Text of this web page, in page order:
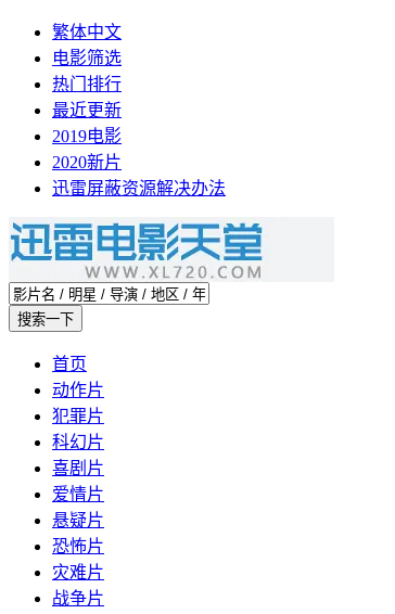
繁体中文
电影筛选
热门排行
最近更新
2019电影
2020新片
迅雷屏蔽资源解决办法
首页
动作片
犯罪片
科幻片
喜剧片
爱情片
悬疑片
恐怖片
灾难片
战争片